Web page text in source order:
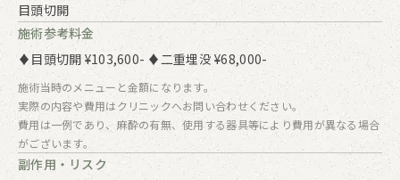
目頭切開
施術参考料金
♦目頭切開 ¥103,600- ♦二重埋没 ¥68,000-
施術当時のメニューと金額になります。
実際の内容や費用はクリニックへお問い合わせください。
費用は一例であり、麻酔の有無、使用する器具等により費用が異なる場合
がございます。
副作用・リスク